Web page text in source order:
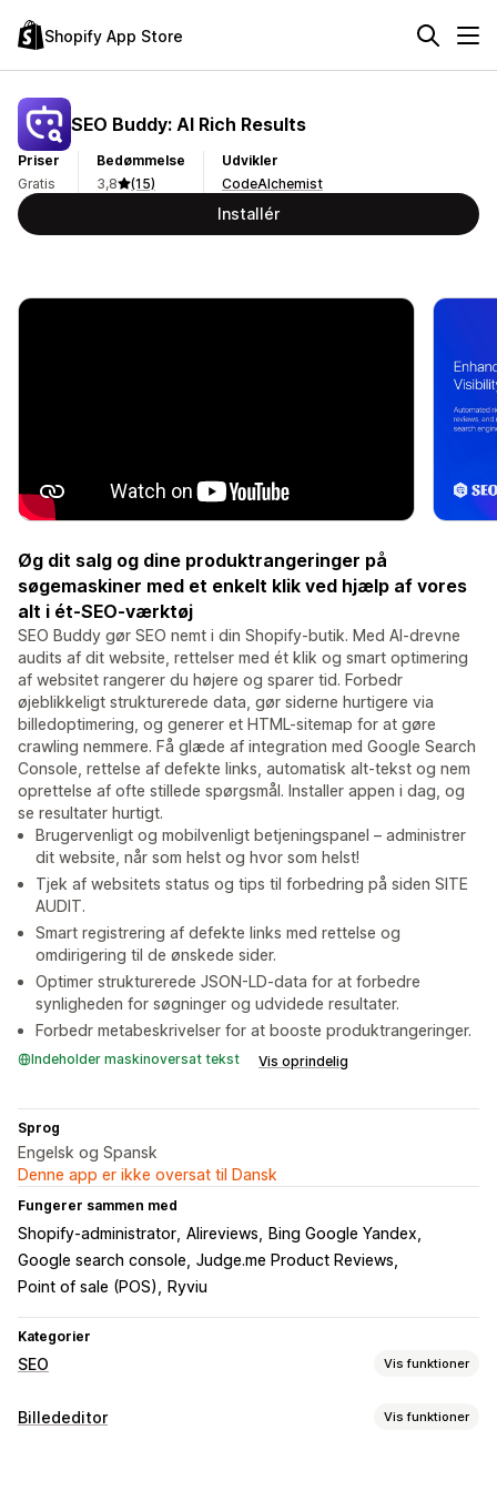
Shopify App Store
SEO Buddy: AI Rich Results
Priser
Gratis
Bedømmelse
3,8
(15)
Udvikler
CodeAlchemist
Installér
Øg dit salg og dine produktrangeringer på
søgemaskiner med et enkelt klik ved hjælp af vores
alt i ét-SEO-værktøj
SEO Buddy gør SEO nemt i din Shopify-butik. Med AI-drevne
audits af dit website, rettelser med ét klik og smart optimering
af websitet rangerer du højere og sparer tid. Forbedr
øjeblikkeligt strukturerede data, gør siderne hurtigere via
billedoptimering, og generer et HTML-sitemap for at gøre
crawling nemmere. Få glæde af integration med Google Search
Console, rettelse af defekte links, automatisk alt-tekst og nem
oprettelse af ofte stillede spørgsmål. Installer appen i dag, og
se resultater hurtigt.
Brugervenligt og mobilvenligt betjeningspanel – administrer
dit website, når som helst og hvor som helst!
Tjek af websitets status og tips til forbedring på siden SITE
AUDIT.
Smart registrering af defekte links med rettelse og
omdirigering til de ønskede sider.
Optimer strukturerede JSON-LD-data for at forbedre
synligheden for søgninger og udvidede resultater.
Forbedr metabeskrivelser for at booste produktrangeringer.
Indeholder maskinoversat tekst Vis oprindelig
Sprog
Engelsk og Spansk
Denne app er ikke oversat til Dansk
Fungerer sammen med
Shopify-administrator Alireviews
Bing Google Yandex
Google search console Judge.me Product Reviews
Point of sale (POS)
Ryviu
Kategorier
SEO Vis funktioner
SEO-værktøjer
Billededitor Vis funktioner